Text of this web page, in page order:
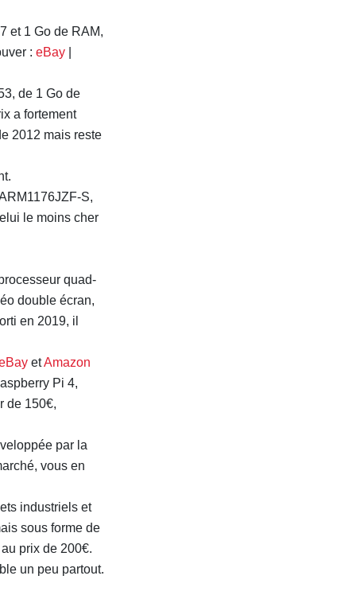
et 1 Go de RAM,
: eBay
de 1 Go de
a fortement
2012 mais reste
S,
le moins cher
quad-
double écran,
en 2019, il
etAmazon
Pi 4,
de 150€,
par la
vous en
industriels et
sous forme de
prix de 200€.
un peu partout.